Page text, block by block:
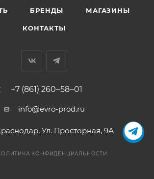
БРЕНДЫ МАГАЗИНЫ
КОНТАКТЫ
+7 (861) 260‒58‒01
info@evro-prod.ru
​Ул. Просторная, 9А
КОНФИДЕНЦИАЛЬНОСТИ